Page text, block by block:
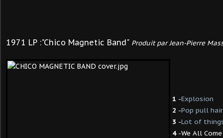
1971 LP :"Chico Magnetic Band" Produit par Jean-Pierre
1 -Explosion
2 -Pop pull hair
3 -Lot of
4-We All Come